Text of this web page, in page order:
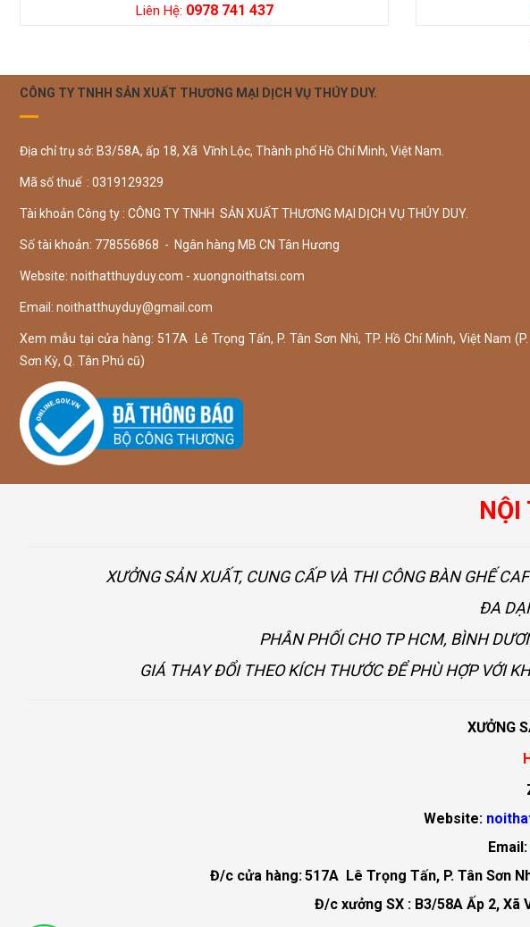
Liên Hệ: 0978 741 437
CÔNG TY TNHH SẢN XUẤT THƯƠNG MẠI DỊCH VỤ THÚY DUY.
Địa chỉ trụ sở: B3/58A, ấp 18, Xã Vĩnh Lộc, Thành phố Hồ Chí Minh, Việt Nam.
Mã số thuế : 0319129329
Tài khoản Công ty : CÔNG TY TNHH SẢN XUẤT THƯƠNG MẠI DỊCH VỤ THÚY DUY.
Số tài khoản: 778556868 - Ngân hàng MB CN Tân Hương
Website: noithatthuyduy.com - xuongnoithatsi.com
Email: noithatthuyduy@gmail.com
Xem mẫu tại cửa hàng: 517A Lê Trọng Tấn, P. Tân Sơn Nhì, TP. Hồ Chí Minh, Việt Nam (P.
Sơn Kỳ, Q. Tân Phú cũ)
NỘI
XƯỞNG SẢN XUẤT, CUNG CẤP VÀ THI CÔNG BÀN GHẾ
ĐA
PHÂN PHỐI CHO TP HCM, BÌNH
GIÁ THAY ĐỔI THEO KÍCH THƯỚC ĐỂ PHÙ HỢP VỚI
XƯỞNG
Website:
Email:
Đ/c cửa hàng:517A Lê Trọng Tấn, P. Tân Sơn
Đ/c xưởng SX : B3/58A Ấp 2, Xã